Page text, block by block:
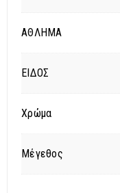
ΑΘΛΗΜΑ
ΕΙΔΟΣ
Χρώμα
Μέγεθος